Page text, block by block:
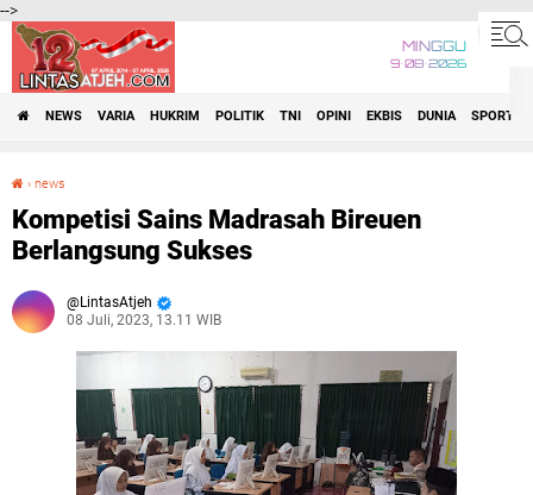
-->
MINGGU
9•08•2026
NEWS VARIA HUKRIM POLITIK TNI OPINI EKBIS DUNIA SPORT
› news
Kompetisi Sains Madrasah Bireuen
Berlangsung Sukses
LintasAtjeh
08 Juli, 2023, 13.11 WIB